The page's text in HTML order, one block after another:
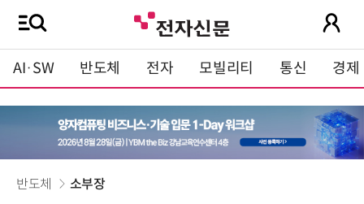
AI·SW 반도체 전자 모빌리티 통신 경제
반도체 소부장